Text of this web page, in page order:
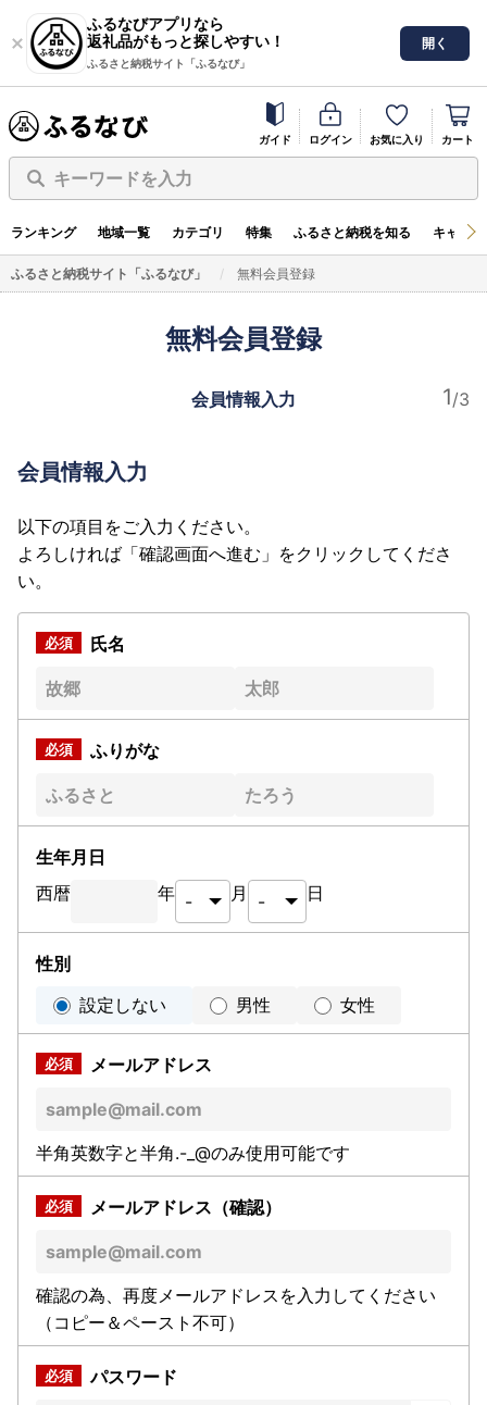
ふるなびアプリなら
返礼品がもっと探しやすい！
ふるさと納税サイト「ふるなび」
開く
ガイド ログイン お気に入り カート
キーワードを入力
ランキング 地域一覧 カテゴリ 特集 ふるさと納税を知る キャン
ふるさと納税サイト「ふるなび」 無料会員登録
無料会員登録
会員情報入力
会員情報入力
以下の項目をご入力ください。
よろしければ「確認画面へ進む」をクリックしてくださ
い。
氏名
ふりがな
生年月日
西暦
年 月 日
性別
設定しない
男性 女性
メールアドレス
半角英数字と半角.-_@のみ使用可能です
メールアドレス（確認）
確認の為、再度メールアドレスを入力してください
（コピー＆ペースト不可）
パスワード